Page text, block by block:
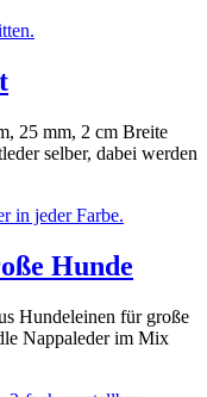
25 mm, 2 cm Breite
selber, dabei werden
Hunde
Hundeleinen für große
Nappaleder im Mix